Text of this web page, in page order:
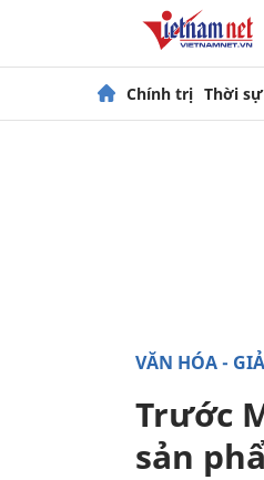
Chính trị Thời sự
VĂN HÓA -
Trước
sản